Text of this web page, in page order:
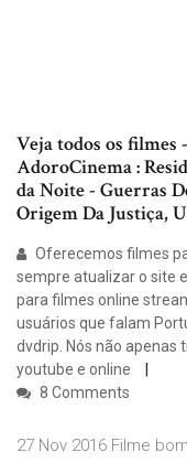
Veja todos os filmes
AdoroCinema :
da Noite - Guerras
Origem Da Justiça,
Oferecemos filmes
sempre atualizar o site
para filmes online
usuários que falam
dvdrip. Nós não
youtube e online
8 Comments
27 Nov 2016 Filme